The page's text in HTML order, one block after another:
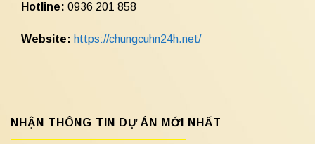
Hotline: 0936 201 858
Website: https://chungcuhn24h.net/
NHẬN THÔNG TIN DỰ ÁN MỚI NHẤT